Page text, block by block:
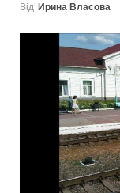
Від Ирина Власова